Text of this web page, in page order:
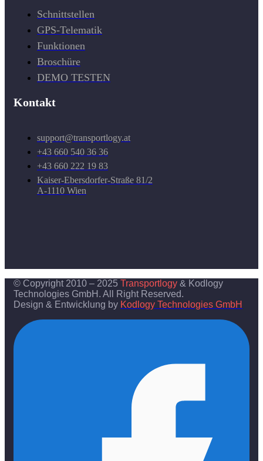
Schnittstellen
GPS-Telematik
Funktionen
Broschüre
DEMO TESTEN
Kontakt
support@transportlogy.at
+43 660 540 36 36
+43 660 222 19 83
Kaiser-Ebersdorfer-Straße 81/2
A-1110 Wien
© Copyright 2010 – 2025 Transportlogy & Kodlogy
Technologies GmbH. All Right Reserved.
Design & Entwicklung by Kodlogy Technologies GmbH